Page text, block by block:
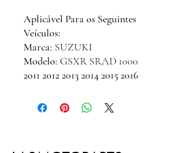
Aplicável Para os Seguintes
Veículos:
Marca: SUZUKI
Modelo: GSXR SRAD 1000
2011 2012 2013 2014 2015 2016